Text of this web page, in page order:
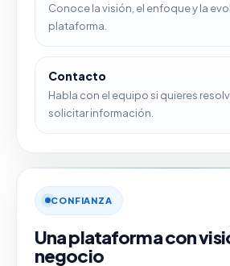
Conoce la visión, el enfoque y la
plataforma.
Contacto
Habla con el equipo si quieres
solicitar información.
CONFIANZA
Una plataforma con
negocio